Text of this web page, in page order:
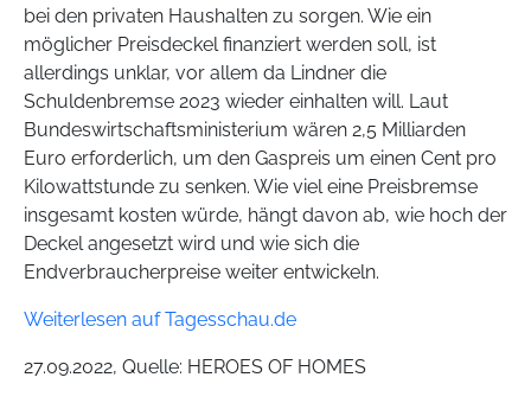
bei den privaten Haushalten zu sorgen. Wie ein
möglicher Preisdeckel finanziert werden soll, ist
allerdings unklar, vor allem da Lindner die
Schuldenbremse 2023 wieder einhalten will. Laut
Bundeswirtschaftsministerium wären 2,5 Milliarden
Euro erforderlich, um den Gaspreis um einen Cent pro
Kilowattstunde zu senken. Wie viel eine Preisbremse
insgesamt kosten würde, hängt davon ab, wie hoch der
Deckel angesetzt wird und wie sich die
Endverbraucherpreise weiter entwickeln.
Weiterlesen auf Tagesschau.de
27.09.2022, Quelle: HEROES OF HOMES